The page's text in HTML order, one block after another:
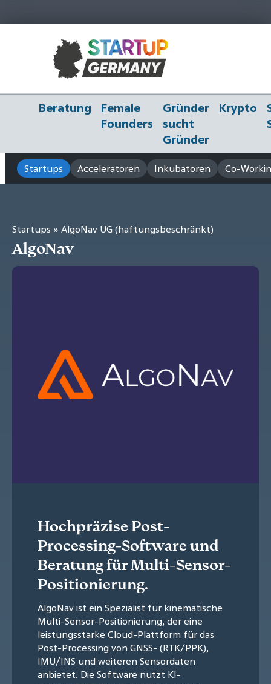
Beratung
Female
Founders
Gründer
sucht
Gründer
Krypto
Startups Acceleratoren Inkubatoren Co-
Startups » AlgoNav UG (haftungsbeschränkt)
AlgoNav
Hochpräzise Post-
Processing-Software und
Beratung für Multi-Sensor-
Positionierung.
AlgoNav ist ein Spezialist für kinematische
Multi-Sensor-Positionierung, der eine
leistungsstarke Cloud-Plattform für das
Post-Processing von GNSS- (RTK/PPK),
IMU/INS und weiteren Sensordaten
anbietet. Die Software nutzt KI-